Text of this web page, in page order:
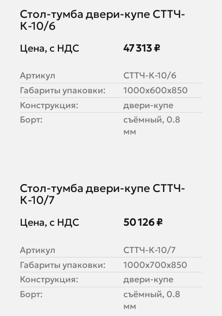
Стол-тумба двери-купе СТТЧ-
К-10/6
Цена, с НДС 47 313 ₽
Артикул
СТТЧ-К-10/6
Габариты упаковки:
1000х600х850
Конструкция:
двери-купе
Борт:
съёмный, 0.8
мм
Стол-тумба двери-купе СТТЧ-
К-10/7
Цена, с НДС 50 126 ₽
Артикул
СТТЧ-К-10/7
Габариты упаковки:
1000х700х850
Конструкция:
двери-купе
Борт:
съёмный, 0.8
мм